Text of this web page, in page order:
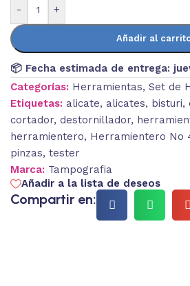
- +
Añadir al
📦 Fecha estimada de entrega:
Categorías: Herramientas, Set de
Etiquetas: alicate, alicates, bisturi,
cortador, destornillador,
herramientero, Herramientero No
pinzas, tester
Marca: Tampografia
Añadir a la lista de deseos
Compartir en: